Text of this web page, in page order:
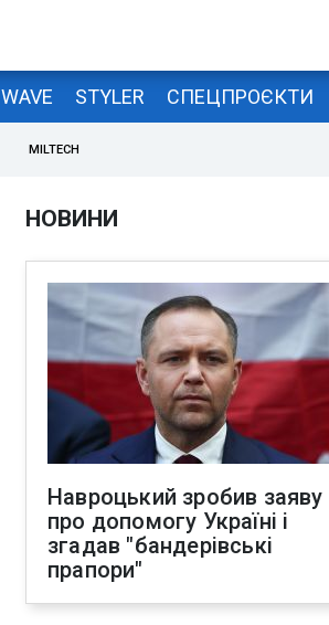
WAVE STYLER СПЕЦПРОЄКТИ
MILTECH
НОВИНИ
Навроцький зробив заяву
про допомогу Україні і
згадав "бандерівські
прапори"